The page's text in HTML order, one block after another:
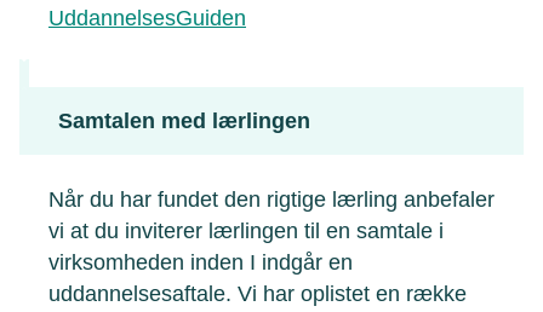
UddannelsesGuiden
Samtalen med lærlingen
Når du har fundet den rigtige lærling anbefaler
vi at du inviterer lærlingen til en samtale i
virksomheden inden I indgår en
uddannelsesaftale. Vi har oplistet en række